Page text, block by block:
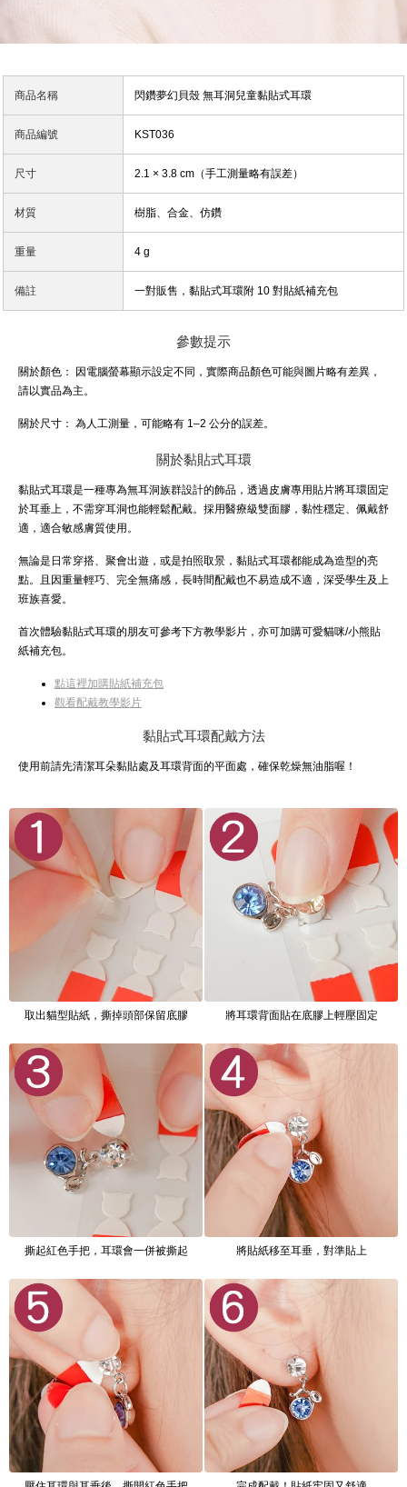
商品名稱 閃鑽夢幻貝殼 無耳洞兒童黏貼式耳環
商品編號 KST036
尺寸 2.1 × 3.8 cm（手工測量略有誤差）
材質 樹脂、合金、仿鑽
重量 4 g
備註 一對販售，黏貼式耳環附 10 對貼紙補充包
參數提示
關於顏色：
因電腦螢幕顯示設定不同，實際商品顏色可能與圖片略有差異，
請以實品為主。
關於尺寸： 為人工測量，可能略有 1–2 公分的誤差。
關於黏貼式耳環
黏貼式耳環是一種專為無耳洞族群設計的飾品，透過皮膚專用貼片將耳環固定
於耳垂上，不需穿耳洞也能輕鬆配戴。採用醫療級雙面膠，黏性穩定、佩戴舒
適，適合敏感膚質使用。
無論是日常穿搭、聚會出遊，或是拍照取景，黏貼式耳環都能成為造型的亮
點。且因重量輕巧、完全無痛感，長時間配戴也不易造成不適，深受學生及上
班族喜愛。
首次體驗黏貼式耳環的朋友可參考下方教學影片，亦可加購可愛貓咪/小熊貼
紙補充包。
點這裡加購貼紙補充包
觀看配戴教學影片
黏貼式耳環配戴方法
使用前請先清潔耳朵黏貼處及耳環背面的平面處，確保乾燥無油脂喔！
取出貓型貼紙，撕掉頭部保留底膠 將耳環背面貼在底膠上輕壓固定
撕起紅色手把，耳環會一併被撕起 將貼紙移至耳垂，對準貼上